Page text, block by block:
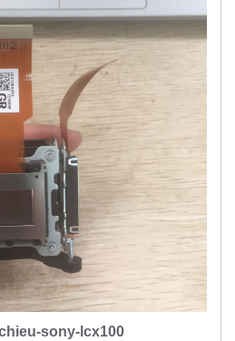
sony-lcx100